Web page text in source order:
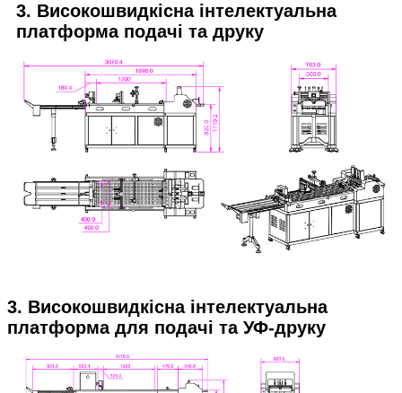
3. Високошвидкісна інтелектуальна
платформа подачі та друку
3. Високошвидкісна інтелектуальна
платформа для подачі та УФ-друку